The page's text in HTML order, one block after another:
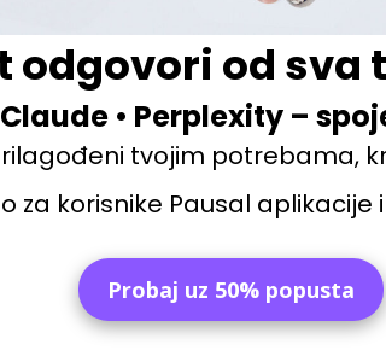
odgovori od sva
Claude • Perplexity –
tvojim potrebama,
za korisnike Pausal
Probaj uz 50% popusta